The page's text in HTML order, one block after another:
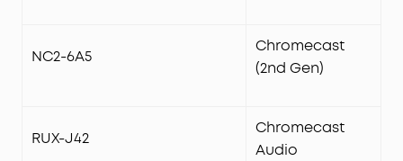
NC2-6A5
Chromecast
(2nd Gen)
RUX-J42
Chromecast
Audio